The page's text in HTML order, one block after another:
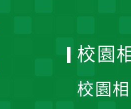
校園
校園